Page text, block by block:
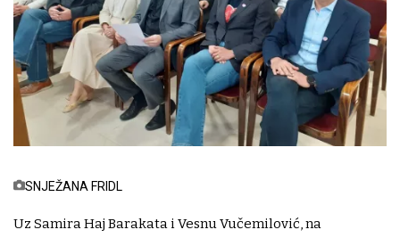
SNJEŽANA FRIDL
Uz Samira Haj Barakata i Vesnu Vučemilović, na